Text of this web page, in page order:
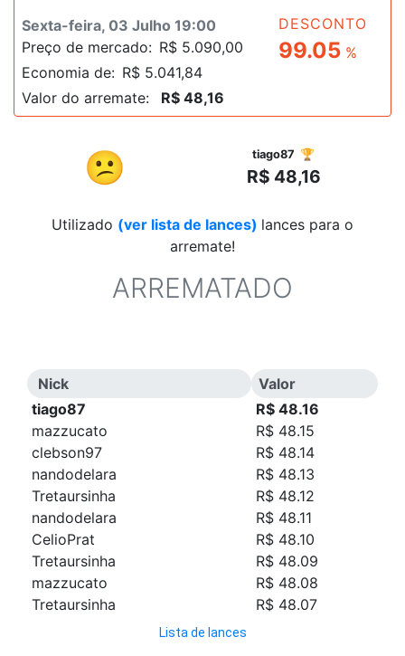
Sexta-feira, 03 Julho 19:00
Preço de mercado: R$ 5.090,00
Economia de: R$ 5.041,84
Valor do arremate:
R$ 48,16
DESCONTO
99.05 %
😕 tiago87 🏆
R$ 48,16
Utilizado (ver lista de lances) lances para o
arremate!
ARREMATADO
Nick
Valor
tiago87
R$ 48.16
mazzucato
R$ 48.15
clebson97
R$ 48.14
nandodelara
R$ 48.13
Tretaursinha
R$ 48.12
nandodelara
R$ 48.11
CelioPrat
R$ 48.10
Tretaursinha
R$ 48.09
mazzucato
R$ 48.08
Tretaursinha
R$ 48.07
Lista de lances